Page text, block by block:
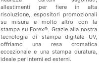
allestimenti per fiere in alta
risoluzione, espositori promozionali
su misura e molto altro con la
stampa su Forex®. Grazie alla nostra
tecnologia di stampa digitale UV,
offriamo una resa cromatica
eccezionale e una stampa duratura,
ideale per interni ed esterni.